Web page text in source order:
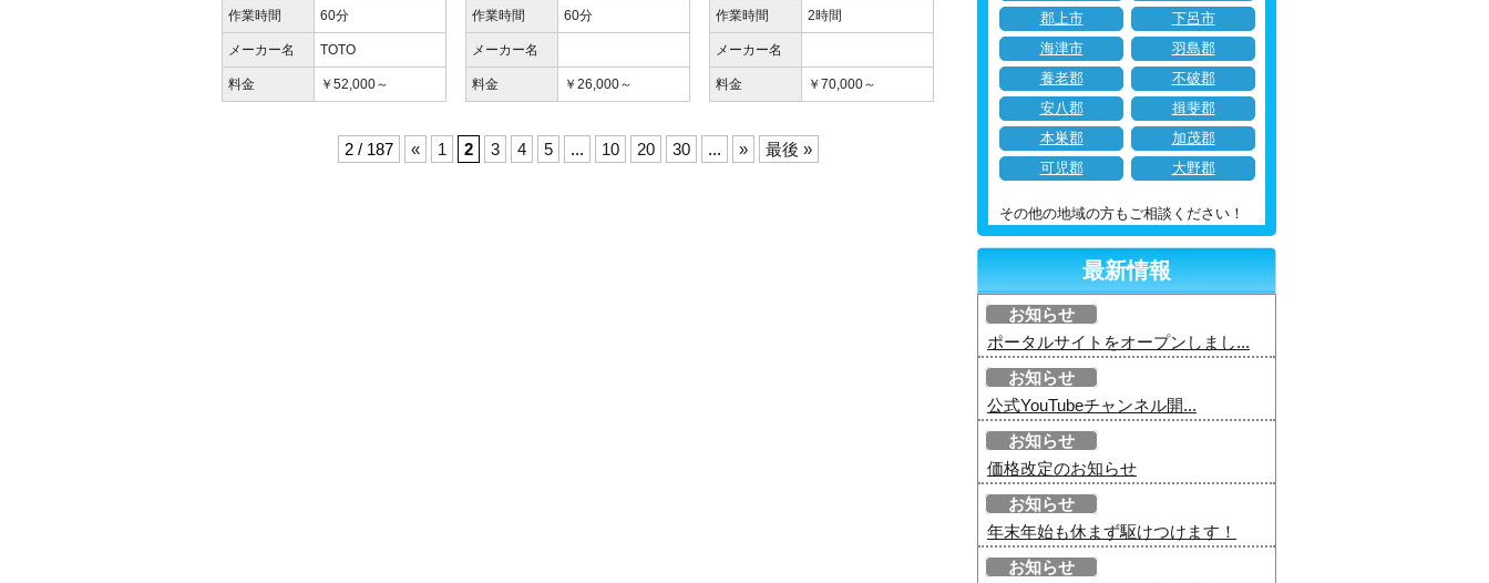
作業時間 60分
メーカー名 TOTO
料金 ￥52,000～
作業時間 60分
メーカー名
料金 ￥26,000～
作業時間 2時間
メーカー名
料金 ￥70,000～
2 / 187 « 1 2 3 4 5 ... 10 20 30 ... » 最後 »
郡上市
下呂市
海津市
羽島郡
養老郡
不破郡
安八郡
揖斐郡
本巣郡
加茂郡
可児郡
大野郡
その他の地域の方もご相談ください！
最新情報
お知らせ
ポータルサイトをオープンしまし...
お知らせ
公式YouTubeチャンネル開...
お知らせ
価格改定のお知らせ
お知らせ
年末年始も休まず駆けつけます！
お知らせ